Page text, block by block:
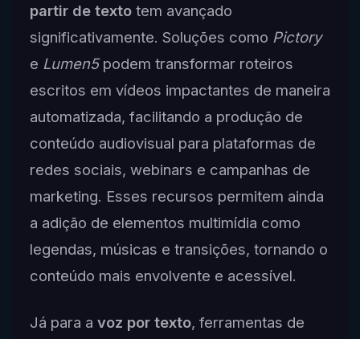
partir de textotem avançado
significativamente. Soluções como Pictory
e Lumen5podem transformar roteiros
escritos em vídeos impactantes de maneira
automatizada, facilitando a produção de
conteúdo audiovisual para plataformas de
redes sociais, webinars e campanhas de
marketing. Esses recursos permitem ainda
a adição de elementos multimídia como
legendas, músicas e transições, tornando o
conteúdo mais envolvente e acessível.
Já para a voz por texto, ferramentas de